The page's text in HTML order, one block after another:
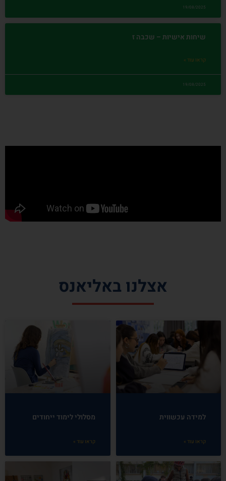
19/08/2025
שיחות אישיות – שכבה ז
קראו עוד »
19/08/2025
אצלנו באליאנס
למידה עכשווית
קראו עוד »
מסלולי לימוד ייחודים
קראו עוד »